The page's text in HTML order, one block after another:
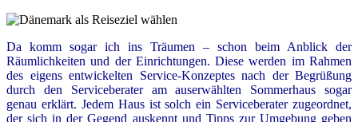
Da komm sogar ich ins Träumen – schon beim Anblick der
Räumlichkeiten und der Einrichtungen. Diese werden im Rahmen
des eigens entwickelten Service-Konzeptes nach der Begrüßung
durch den Serviceberater am auserwählten Sommerhaus sogar
genau erklärt. Jedem Haus ist solch ein Serviceberater zugeordnet,
der sich in der Gegend auskennt und Tipps zur Umgebung geben